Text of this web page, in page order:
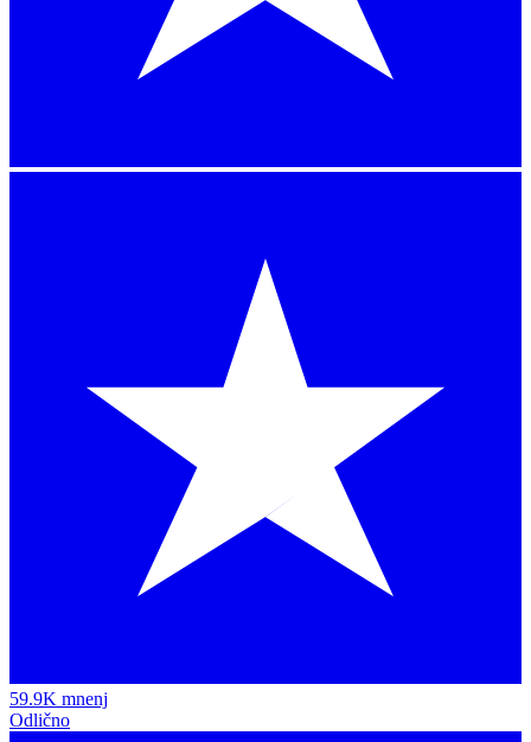
59.9K mnenj
Odlično